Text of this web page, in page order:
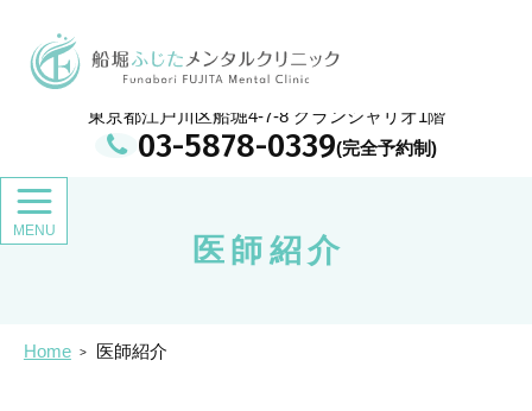
船堀ふじたメンタルクリニック
東京都江戸川区船堀4-7-8 グランシャリオ1階
03-5878-0339
Home 医師紹介
医師紹介